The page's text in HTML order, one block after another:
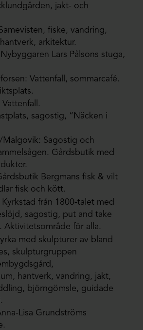
jakt- och
fiske, vandring,
arkitektur.
Lars Pålsons stuga,
Vattenfall, sommarcafé.
sagostig, “Näcken i
Malgovik: Sagostig och
Gårdsbutik med
Bergmans fisk & vilt
fisk och kött.
från 1800-talet med
sagostig, put and take
Aktivitetsområde för alla.
med skulpturer av bland
skulpturgruppen
hantverk, vandring, jakt,
björngömsle, guidade
Lisa Grundströms